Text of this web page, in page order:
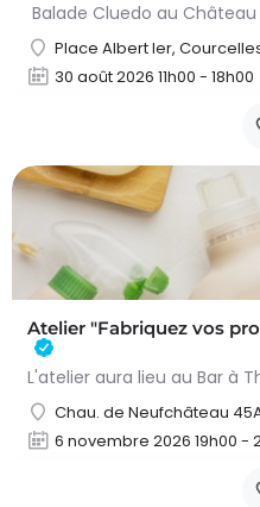
Place Albert Ier,
30 août 2026 11h00 - 18h00
Atelier "Fabriquez vos
Chau. de Neufchâteau
6 novembre 2026 19h00 -